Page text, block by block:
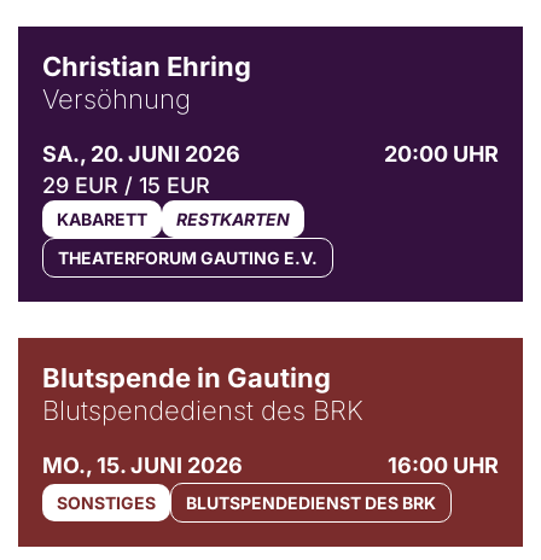
Christian Ehring
Versöhnung
SA., 20. JUNI 2026
20:00 UHR
29 EUR / 15 EUR
KABARETT
RESTKARTEN
THEATERFORUM GAUTING E.V.
Blutspende in Gauting
Blutspendedienst des BRK
MO., 15. JUNI 2026 16:00 UHR
SONSTIGES BLUTSPENDEDIENST DES BRK